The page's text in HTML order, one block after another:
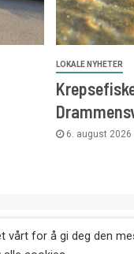
LOKALE NYHETER
6. august 2026
Roy’s
for å gi deg den